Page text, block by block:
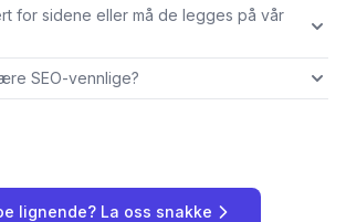
for sidene eller må de legges på vår
SEO-vennlige?
lignende? La oss snakke